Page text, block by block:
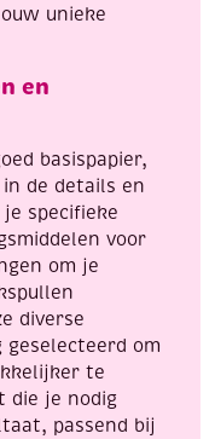
unieke
en
basispapier,
de details en
specifieke
voor
om je
diverse
geselecteerd om
te
die je nodig
passend bij